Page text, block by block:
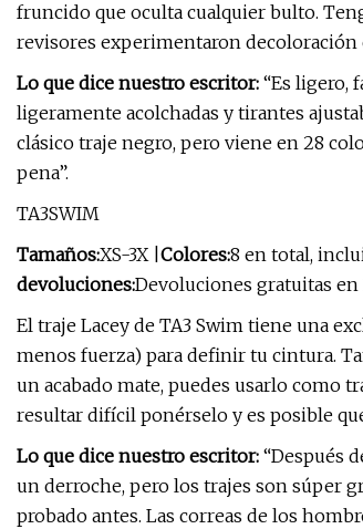
fruncido que oculta cualquier bulto.
revisores experimentaron decoloración
Lo que dice nuestro escritor: “Es ligero,
ligeramente acolchadas y tirantes
clásico traje negro, pero viene en 28
pena”.
TA3SWIM
Tamaños:XS-3X | Colores:8 en total,
devoluciones:Devoluciones gratuitas en
El traje Lacey de TA3 Swim tiene una
menos fuerza) para definir tu cintura.
un acabado mate, puedes usarlo como
resultar difícil ponérselo y es posible
Lo que dice nuestro escritor: “Después
un derroche, pero los trajes son súper
probado antes. Las correas de los